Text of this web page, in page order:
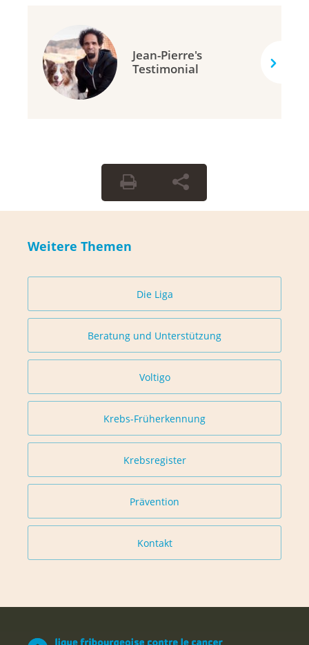
Jean-Pierre's
Testimonial
Weitere Themen
Die Liga
Beratung und Unterstützung
Voltigo
Krebs-Früherkennung
Krebsregister
Prävention
Kontakt